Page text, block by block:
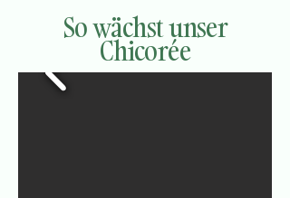
So wächst unser
Chicorée